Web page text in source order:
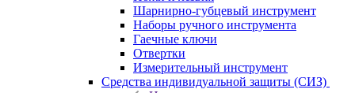
Шарнирно-губцевый инструмент
Наборы ручного инструмента
Гаечные ключи
Отвертки
Измерительный инструмент
Средства индивидуальной защиты (СИЗ)